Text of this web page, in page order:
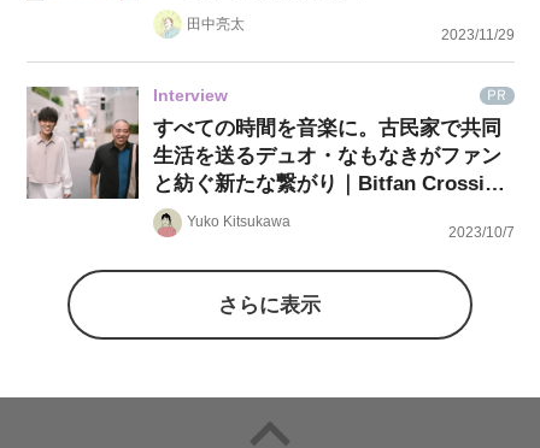
g #28田中亮太
2023/11/29
Interview PR
すべての時間を音楽に。古民家で共同
生活を送るデュオ・なもなきがファン
と紡ぐ新たな繋がり｜Bitfan Crossing
#27 Yuko Kitsukawa
2023/10/7
さらに表示